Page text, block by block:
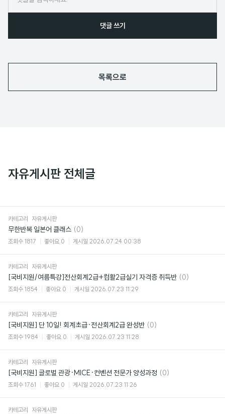
댓글 쓰기
목록으로
자유게시판 전체글
카테고리 자유게시판
무한반복 일본어 클래스 댓
글
(0)
조회수 1817 좋아요 0 게시일 2026.07.24 00:38
카테고리 자유게시판
[국비지원/여름특강]전산회계2급+컴활2급실기 자격증 취득반 댓
(0)
조회수 1854 좋아요 0 게시일 2026.07.23 11:29
카테고리 자유게시판
[국비지원] 단 10일! 회계초급·전산회계2급 완성반 댓
(0)
조회수 1984 좋아요 0 게시일 2026.07.23 11:28
카테고리 자유게시판
[국비지원] 글로벌 관광·MICE·컨벤션 전문가 양성과정 댓
(0)
조회수 1761 좋아요 0 게시일 2026.07.23 11:26
카테고리 자유게시판